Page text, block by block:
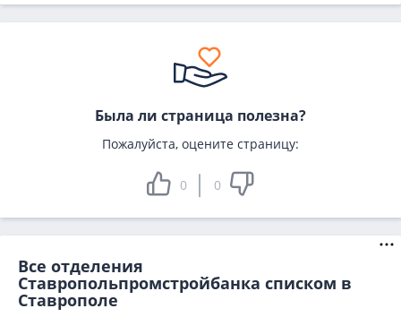
Была ли страница полезна?
Пожалуйста, оцените страницу:
0 0
Все отделения
Ставропольпромстройбанка списком в
Ставрополе